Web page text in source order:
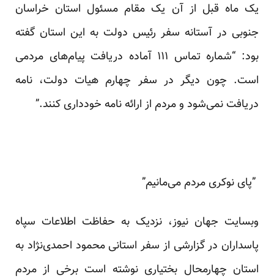
یک ماه قبل از آن یک مقام مسئول استان خراسان
جنوبی در آستانه سفر رئیس دولت به این استان گفته
بود: “شماره تماس ۱۱۱ آماده دریافت پیام‌های مردمی
است. چون دیگر در سفر چهارم هیات دولت، نامه
دریافت نمی‌شود و مردم از ارائه نامه خودداری کنند.”
”پای نوکری مردم می‌مانیم”
وبسایت جهان نیوز، نزدیک به حفاظت اطلاعات سپاه
پاسداران در گزارشی از سفر استانی محمود احمدی‌نژاد به
استان چهارمحال بختیاری نوشته است برخی از مردم